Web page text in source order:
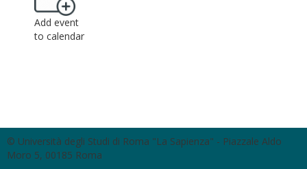
Add event
to calendar
© Università degli Studi di Roma "La Sapienza" - Piazzale Aldo
Moro 5, 00185 Roma